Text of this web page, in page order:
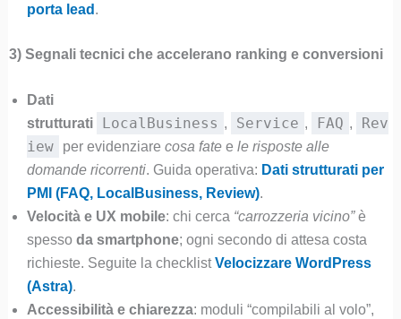
porta lead .
3) Segnali tecnici che accelerano ranking e conversioni
Dati
strutturati
LocalBusiness , Service , FAQ ,
Rev
iew
per evidenziare cosa fatee le risposte alle
domande ricorrenti. Guida operativa: Dati strutturati per
PMI (FAQ, LocalBusiness, Review).
Velocità e UX mobile: chi cerca “carrozzeria vicino”è
spesso da smartphone; ogni secondo di attesa costa
richieste. Seguite la checklistVelocizzare WordPress
(Astra).
Accessibilità e chiarezza: moduli “compilabili al volo”,